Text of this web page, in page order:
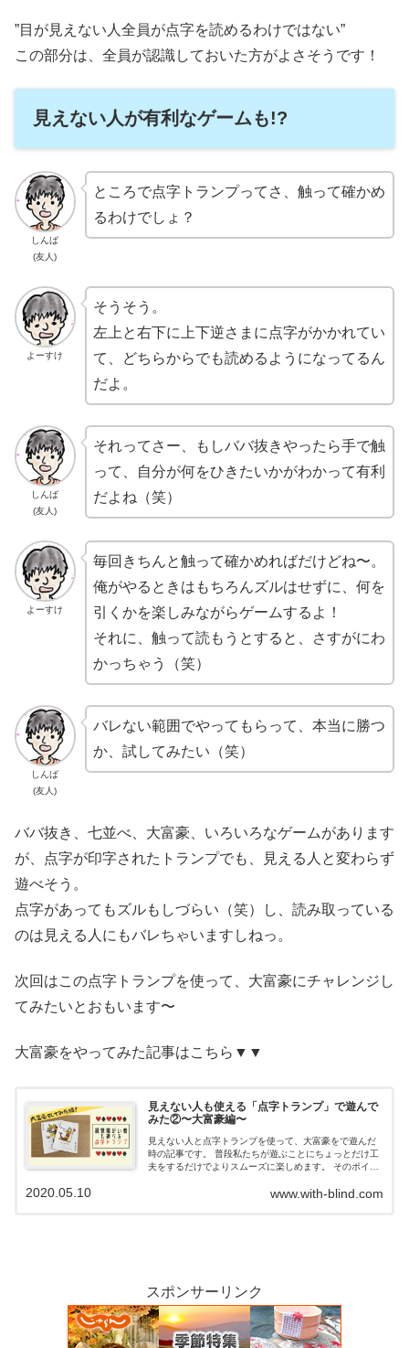
”目が見えない人全員が点字を読めるわけではない”
この部分は、全員が認識しておいた方がよさそうです！
見えない人が有利なゲームも!?
しんば
(友人)
ところで点字トランプってさ、触って確かめ
るわけでしょ？
よーすけ
そうそう。
左上と右下に上下逆さまに点字がかかれてい
て、どちらからでも読めるようになってるん
だよ。
しんば
(友人)
それってさー、もしババ抜きやったら手で触
って、自分が何をひきたいかがわかって有利
だよね（笑）
よーすけ
毎回きちんと触って確かめればだけどね〜。
俺がやるときはもちろんズルはせずに、何を
引くかを楽しみながらゲームするよ！
それに、触って読もうとすると、さすがにわ
かっちゃう（笑）
しんば
(友人)
バレない範囲でやってもらって、本当に勝つ
か、試してみたい（笑）
ババ抜き、七並べ、大富豪、いろいろなゲームがあります
が、点字が印字されたトランプでも、見える人と変わらず
遊べそう。
点字があってもズルもしづらい（笑）し、読み取っている
のは見える人にもバレちゃいますしねっ。
次回はこの点字トランプを使って、大富豪にチャレンジし
てみたいとおもいます〜
大富豪をやってみた記事はこちら▼▼
見えない人も使える「点字トランプ」で遊んで
みた②〜大富豪編〜
見えない人と点字トランプを使って、大富豪をで遊んだ
時の記事です。 普段私たちが遊ぶことにちょっとだけ工
夫をするだけでよりスムーズに楽しめます。 そのポイン
www.with-blind.com
2020.05.10
スポンサーリンク